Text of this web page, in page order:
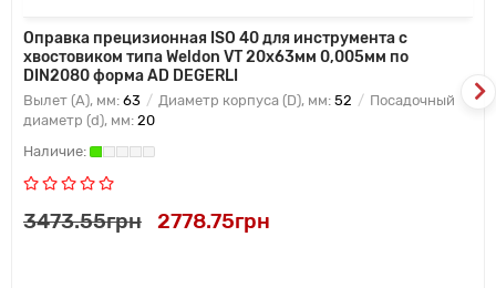
Оправка прецизионная ISO 40 для инструмента с
хвостовиком типа Weldon VT 20x63мм 0,005мм по
DIN2080 форма AD DEGERLI
Вылет (A), мм: 63 Диаметр корпуса (D), мм: 52
Посадочный
диаметр (d), мм: 20
3473.55грн 2778.75грн